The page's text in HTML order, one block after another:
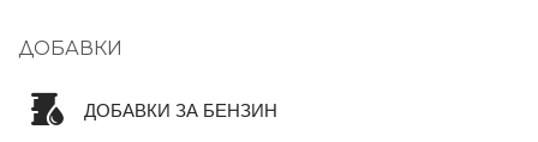
ДОБАВКИ
ДОБАВКИ ЗА БЕНЗИН